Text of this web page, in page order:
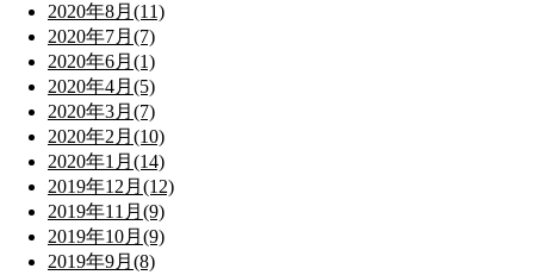
2020年8月(11)
2020年7月(7)
2020年6月(1)
2020年4月(5)
2020年3月(7)
2020年2月(10)
2020年1月(14)
2019年12月(12)
2019年11月(9)
2019年10月(9)
2019年9月(8)